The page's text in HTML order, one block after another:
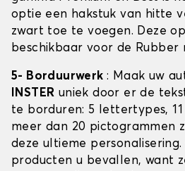
optie een hakstuk van hitte
zwart toe te voegen. Deze
beschikbaar voor de Rubber
5- Borduurwerk : Maak uw
INSTER uniek door er de
te borduren: 5 lettertypes,
meer dan 20 pictogrammen
deze ultieme
producten u bevallen, want